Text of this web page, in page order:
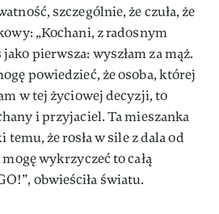
szczególnie, że czuła, że
„Kochani, z radosnym
pierwsza: wyszłam za mąż.
powiedzieć, że osoba, której
w tej życiowej decyzji, to
i przyjaciel. Ta mieszanka
temu, że rosła w sile z dala od
wykrzyczeć to całą
obwieściła światu.